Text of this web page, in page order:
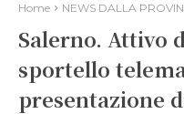
Home NEWS DALLA
Salerno. Attivo
sportello
presentazione